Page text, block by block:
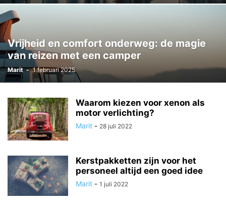
Vrijheid en comfort onderweg: de magie
van reizen met een camper
Marit - 1 februari 2025
Waarom kiezen voor xenon als
motor verlichting?
Marit - 28 juli 2022
Kerstpakketten zijn voor het
personeel altijd een goed idee
Marit - 1 juli 2022